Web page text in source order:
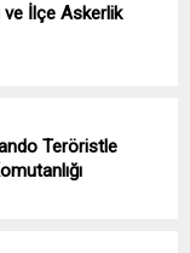
İlçe Askerlik
Teröristle